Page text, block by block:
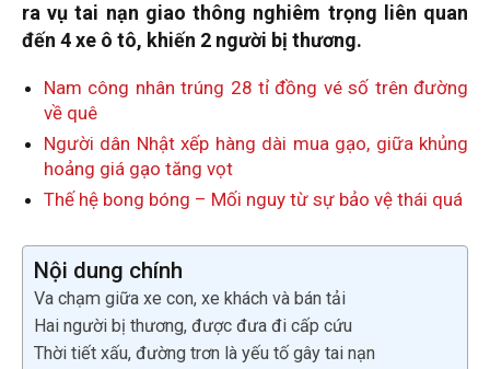
ra vụ tai nạn giao thông nghiêm trọng liên quan
đến 4 xe ô tô, khiến 2 người bị thương.
Nam công nhân trúng 28 tỉ đồng vé số trên đường
về quê
Người dân Nhật xếp hàng dài mua gạo, giữa khủng
hoảng giá gạo tăng vọt
Thế hệ bong bóng – Mối nguy từ sự bảo vệ thái quá
Nội dung chính
Va chạm giữa xe con, xe khách và bán tải
Hai người bị thương, được đưa đi cấp cứu
Thời tiết xấu, đường trơn là yếu tố gây tai nạn